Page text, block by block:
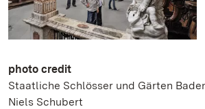
photo credit
Staatliche Schlösser und Gärten
Niels Schubert